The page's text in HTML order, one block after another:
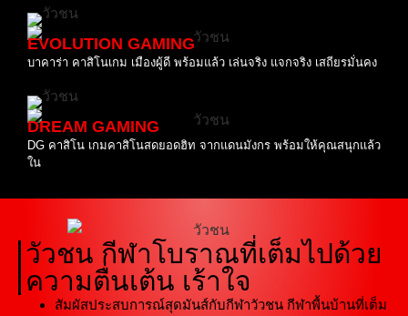
EVOLUTION GAMING
บาคาร่า คาสิโนเกม เมืองผู้ดี พร้อมแล้ว เล่นจริง แจกจริง เสถียรมั่นคง
DREAM GAMING
DG คาสิโน เกมคาสิโนสดยอดฮิท จากแดนมังกร พร้อมให้คุณสนุกแล้ว
ใน
วัวชน กีฬาโบราณที่เต็มไปด้วย
ความตื่นเต้น เร้าใจ
สัมผัสประสบการณ์สุดมันส์กับกีฬาวัวชน กีฬาพื้นบ้านที่เต็ม